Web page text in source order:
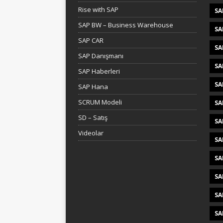
Rise with SAP
SAP BW – Business Warehouse
SAP CAR
SAP Danışmanı
SAP Haberleri
SAP Hana
SCRUM Modeli
SD – Satış
Videolar